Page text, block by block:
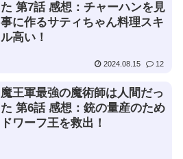
た 第7話 感想：チャーハンを見
事に作るサティちゃん料理スキ
ル高い！
2024.08.15 12
魔王軍最強の魔術師は人間だっ
た 第6話 感想：銃の量産のため
ドワーフ王を救出！